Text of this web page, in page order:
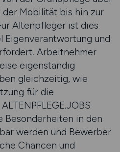
Mobilität bis hin zur
Altenpfleger ist dies
Eigenverantwortung und
Arbeitnehmer
eigenständig
gleichzeitig, wie
für die
Besonderheiten in den
werden und Bewerber
Chancen und